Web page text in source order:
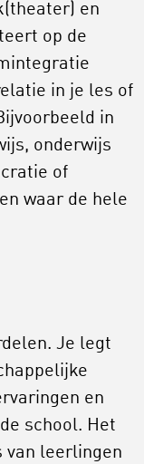
en
op de
in je les of
in
onderwijs
of
waar de hele
Je legt
en
school. Het
van leerlingen